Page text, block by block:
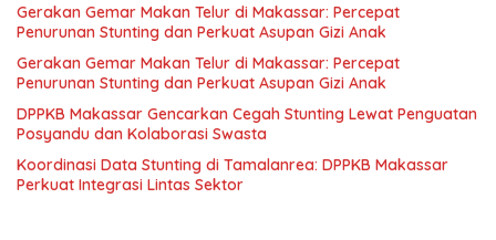
Gerakan Gemar Makan Telur di Makassar: Percepat
Penurunan Stunting dan Perkuat Asupan Gizi Anak
Gerakan Gemar Makan Telur di Makassar: Percepat
Penurunan Stunting dan Perkuat Asupan Gizi Anak
DPPKB Makassar Gencarkan Cegah Stunting Lewat Penguatan
Posyandu dan Kolaborasi Swasta
Koordinasi Data Stunting di Tamalanrea: DPPKB Makassar
Perkuat Integrasi Lintas Sektor